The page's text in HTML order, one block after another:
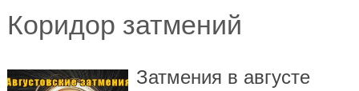
Коридор затмений
Затмения в августе